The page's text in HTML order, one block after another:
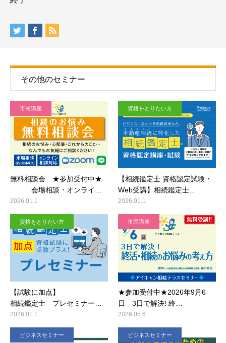
その他のセミナー
市民講座
無料相談会 ★参加受付中★
会場相談・オンライ…
2026.01.1
資格をとりたい方
【相続鑑定士 資格認定試験・
Web受講】相続鑑定士…
2026.01.1
資格をとりたい方
【試験に加点】
相続鑑定士 プレセミナー…
2026.01.1
市民講座
★参加受付中★2026年9月6
日 3日で解決! 終…
2026.05.6
ビジネスセミナー ビジネスセミナー